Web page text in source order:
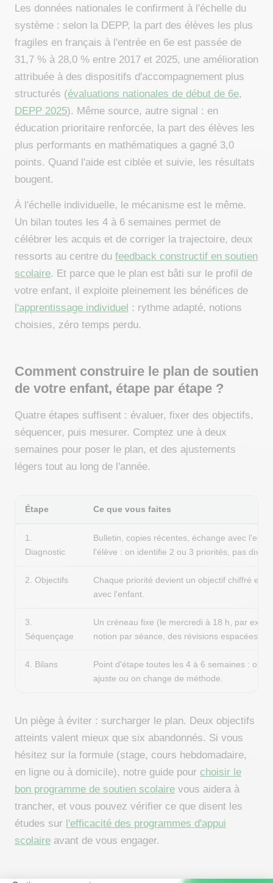
Les données nationales le confirment à l'échelle du
système : selon la DEPP, la part des élèves les plus
fragiles en français à l'entrée en 6e est passée de
31,7 % à 28,0 % entre 2017 et 2025, une amélioration
attribuée à des dispositifs d'accompagnement plus
structurés (évaluations nationales de début de 6e,
DEPP 2025). Même source, autre signal : en
éducation prioritaire renforcée, la part des élèves les
plus performants en mathématiques a gagné 3,0
points. Quand l'aide est ciblée et suivie, les résultats
bougent.
À l'échelle individuelle, le mécanisme est le même.
Un bilan toutes les 4 à 6 semaines permet de
célébrer les acquis et de corriger la trajectoire, deux
ressorts au centre du feedback constructif en soutien
scolaire. Et parce que le plan est bâti sur le profil de
votre enfant, il exploite pleinement les bénéfices de
l'apprentissage individuel : rythme adapté, notions
choisies, zéro temps perdu.
Comment construire le plan de soutien
de votre enfant, étape par étape ?
Quatre étapes suffisent : évaluer, fixer des objectifs,
séquencer, puis mesurer. Comptez une à deux
semaines pour poser le plan, et des ajustements
légers tout au long de l'année.
Étape Ce que vous faites
1.
Diagnostic
Bulletin, copies récentes, échange avec
l'élève : on identifie 2 ou 3 priorités, pas dix.
2. Objectifs
Chaque priorité devient un objectif chiffré et
avec l'enfant.
3.
Séquençage
Un créneau fixe (le mercredi à 18 h, par
notion par séance, des révisions espacées.
4. Bilans
Point d'étape toutes les 4 à 6 semaines : on
ajuste ou on change de méthode.
Un piège à éviter : surcharger le plan. Deux objectifs
atteints valent mieux que six abandonnés. Si vous
hésitez sur la formule (stage, cours hebdomadaire,
en ligne ou à domicile), notre guide pour choisir le
bon programme de soutien scolaire vous aidera à
trancher, et vous pouvez vérifier ce que disent les
études sur l'efficacité des programmes d'appui
scolaire avant de vous engager.